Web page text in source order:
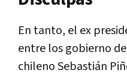
En tanto, el ex
entre los gobierno
chileno Sebastián